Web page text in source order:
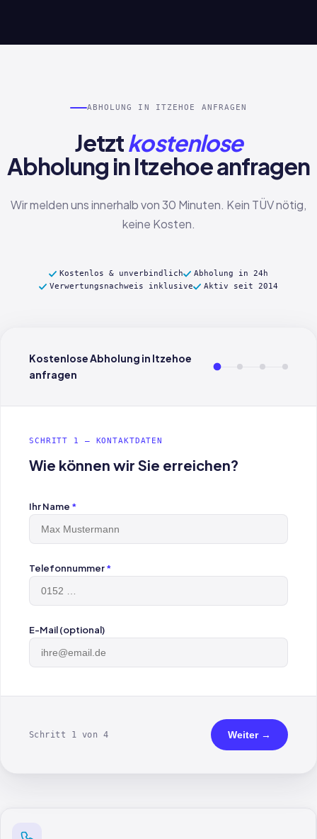
ABHOLUNG IN ITZEHOE ANFRAGEN
Jetztkostenlose
Abholung in Itzehoe anfragen
Wir melden uns innerhalb von 30 Minuten. Kein TÜV nötig,
keine Kosten.
Kostenlos & unverbindlich
Abholung in 24h
Verwertungsnachweis inklusive
Aktiv seit 2014
Kostenlose Abholung in Itzehoe
anfragen
SCHRITT 1 — KONTAKTDATEN
Wie können wir Sie erreichen?
Ihr Name *
Telefonnummer*
E-Mail (optional)
Schritt 1 von 4 Weiter →